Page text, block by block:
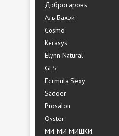
Добропаровъ
Аль Бахри
Cosmo
Kerasys
Elynn Natural
GLS
Formula Sexy
Sadoer
Prosalon
Oyster
МИ-МИ-МИШКИ